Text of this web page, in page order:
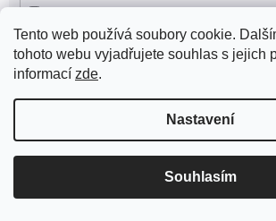
Tento web používá soubory cookie.
tohoto webu vyjadřujete souhlas s jejich
informací zde.
Nastavení
Souhlasím
Ape 190 2T MPA1T 293
Ape 190 2T MPM1T
293